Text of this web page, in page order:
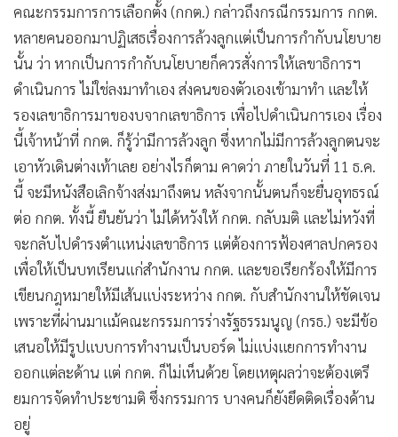
• หุ้น
• อินโดจีน
• กองทุนรวม
• Celeb Online
• Factcheck
ญี่ปุ่น
•
News1
•
Gotomanager
คณะกรรมการการเลือกตั้ง (กกต.) กล่าวถึงกรณีกรรมการ กกต.
หลายคนออกมาปฏิเสธเรื่องการล้วงลูกแต่เป็นการกำกับนโยบาย
นั้น ว่า หากเป็นการกำกับนโยบายก็ควรสั่งการให้เลขาธิการฯ
ดำเนินการ ไม่ใช่ลงมาทำเอง ส่งคนของตัวเองเข้ามาทำ และให้
รองเลขาธิการมาของบจากเลขาธิการ เพื่อไปดำเนินการเอง เรื่อง
นี้เจ้าหน้าที่ กกต. ก็รู้ว่ามีการล้วงลูก ซึ่งหากไม่มีการล้วงลูกตนจะ
เอาหัวเดินต่างเท้าเลย อย่างไรก็ตาม คาดว่า ภายในวันที่ 11 ธ.ค.
นี้ จะมีหนังสือเลิกจ้างส่งมาถึงตน หลังจากนั้นตนก็จะยื่นอุทธรณ์
ต่อ กกต. ทั้งนี้ ยืนยันว่า ไม่ได้หวังให้ กกต. กลับมติ และไม่หวังที่
จะกลับไปดำรงตำแหน่งเลขาธิการ แต่ต้องการฟ้องศาลปกครอง
เพื่อให้เป็นบทเรียนแก่สำนักงาน กกต. และขอเรียกร้องให้มีการ
เขียนกฎหมายให้มีเส้นแบ่งระหว่าง กกต. กับสำนักงานให้ชัดเจน
เพราะที่ผ่านมาแม้คณะกรรมการร่างรัฐธรรมนูญ (กรธ.) จะมีข้อ
เสนอให้มีรูปแบบการทำงานเป็นบอร์ด ไม่แบ่งแยกการทำงาน
ออกแต่ละด้าน แต่ กกต. ก็ไม่เห็นด้วย โดยเหตุผลว่าจะต้องเตรี
ยมการจัดทำประชามติ ซึ่งกรรมการ บางคนก็ยังยึดติดเรื่องด้าน
อยู่